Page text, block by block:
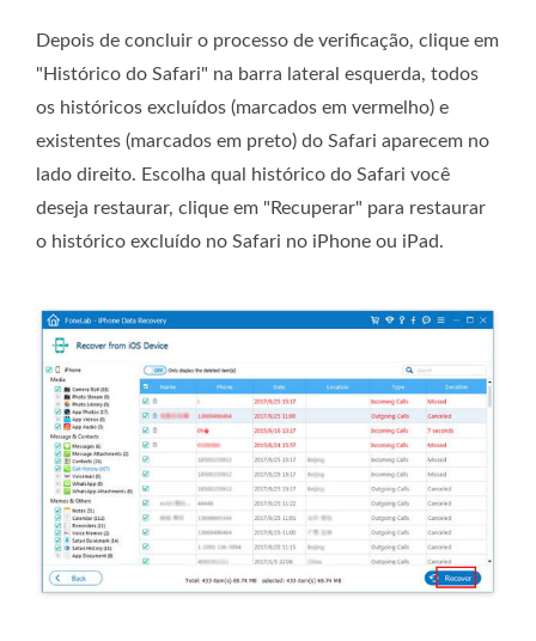
Depois de concluir o processo de verificação, clique em
"Histórico do Safari" na barra lateral esquerda, todos
os históricos excluídos (marcados em vermelho) e
existentes (marcados em preto) do Safari aparecem no
lado direito. Escolha qual histórico do Safari você
deseja restaurar, clique em "Recuperar" para restaurar
o histórico excluído no Safari no iPhone ou iPad.